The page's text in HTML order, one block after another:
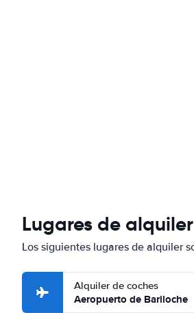
Lugares de
Los siguientes lugares de alquiler
Alquiler de coches
Aeropuerto de Bariloche